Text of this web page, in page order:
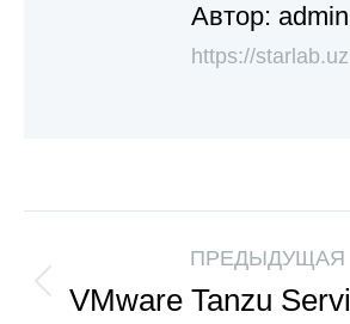
Автор: admin
https://starlab.uz
ПРЕДЫДУЩАЯ
VMware Tanzu